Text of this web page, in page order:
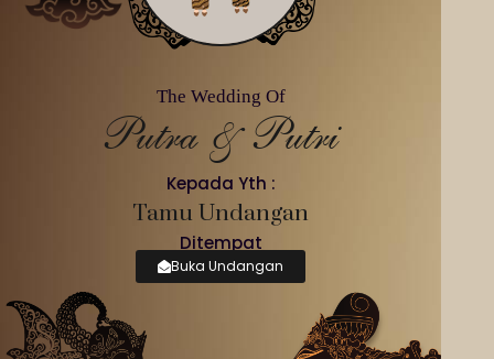
The Wedding Of
Putra & Putri
Kepada Yth :
Tamu Undangan
Ditempat
Buka Undangan